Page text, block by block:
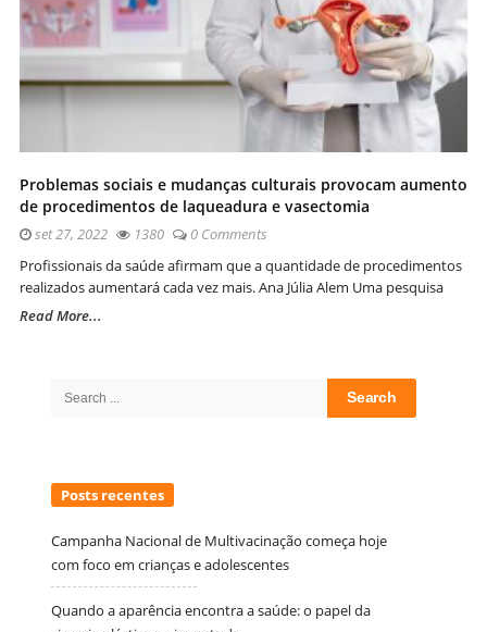
Problemas sociais e mudanças culturais provocam aumento
de procedimentos de laqueadura e vasectomia
set 27, 2022 1380
0 Comments
Profissionais da saúde afirmam que a quantidade de procedimentos
realizados aumentará cada vez mais. Ana Júlia Alem Uma pesquisa
Read More...
Posts recentes
Campanha Nacional de Multivacinação começa hoje
com foco em crianças e adolescentes
Quando a aparência encontra a saúde: o papel da